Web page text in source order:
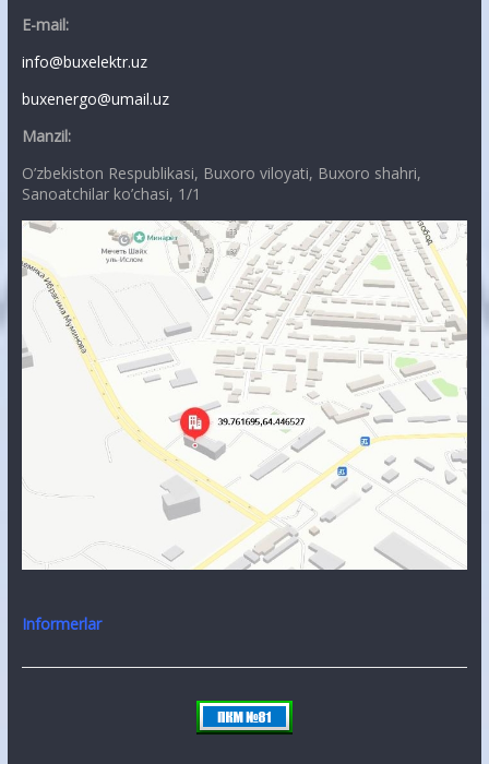
E-mail:
info@buxelektr.uz
buxenergo@umail.uz
Manzil:
O’zbekiston Respublikasi, Buxoro viloyati, Buxoro shahri,
Sanoatchilar ko’chasi, 1/1
Informerlar